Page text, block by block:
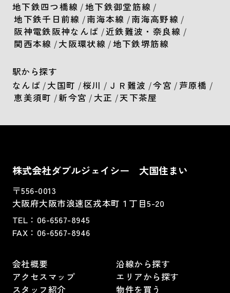
地下鉄四つ橋線 /地下鉄御堂筋線 /
地下鉄千日前線 /南海本線 /南海高野線 /
阪神電鉄阪神なんば /近鉄難波・奈良線 /
関西本線 /大阪環状線 /地下鉄堺筋線
駅から探す
なんば /大国町 /桜川 / ＪＲ難波 /今宮 / 芦原橋 /
恵美須町 /新今宮 / 大正 /天下茶屋
株式会社ダブルジェイシー 大国住まい
〒556-0013
大阪府大阪市浪速区戎本町１丁目5-20
TEL： 06-6567-8945
FAX：06-6567-8946
会社概要
アクセスマップ
スタッフ紹介
沿線から探す
エリアから探す
物件を買う